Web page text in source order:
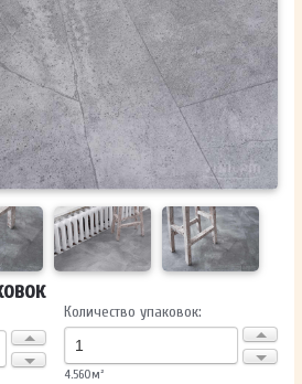
ОТПРАВИТЬ
будут переданы третьим лицам
Количество упаковок:
4.560м²